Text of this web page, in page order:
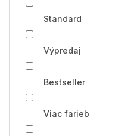
Standard
Výpredaj
Bestseller
Viac farieb